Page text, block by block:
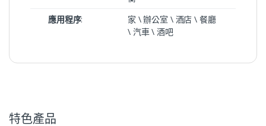
應用程序:
家 \ 辦公室 \ 酒店 \ 餐廳
\ 汽車 \ 酒吧
特色產品